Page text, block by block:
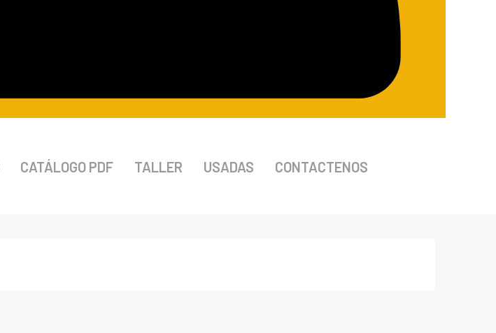
CATÁLOGO PDF TALLER USADAS CONTACTENOS